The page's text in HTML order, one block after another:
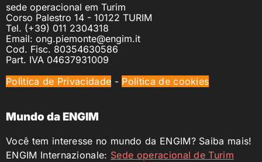
sede operacional em Turim
Corso Palestro 14 - 10122 TURIM
Tel. (+39) 011 2304318
Email: ong.piemonte@engim.it
Cod. Fisc. 80354630586
Part. IVA 04637931009
Polìtica de Privacidade - Política de cookies
Mundo da ENGIM
Você tem interesse no mundo da ENGIM? Saiba mais!
ENGIM Internazionale: Sede operacional de Turim